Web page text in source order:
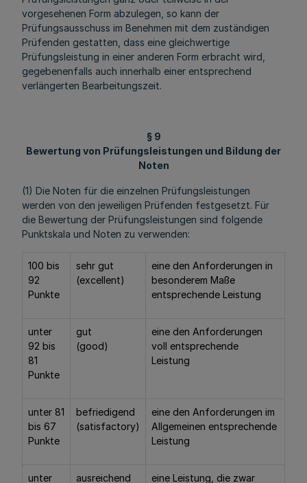
vorgesehenen Form abzulegen, so kann der
Prüfungsausschuss im Benehmen mit dem zuständigen
Prüfenden gestatten, dass eine gleichwertige
Prüfungsleistung in einer anderen Form erbracht wird,
gegebenenfalls auch innerhalb einer entsprechend
verlängerten Bearbeitungszeit.
§ 9
Bewertung von Prüfungsleistungen und Bildung der
Noten
(1) Die Noten für die einzelnen Prüfungsleistungen
werden von den jeweiligen Prüfenden festgesetzt. Für
die Bewertung der Prüfungsleistungen sind folgende
Punktskala und Noten zu verwenden:
100 bis
92
Punkte
sehr gut
(excellent)
eine den Anforderungen in
besonderem Maße
entsprechende Leistung
unter
92 bis
81
Punkte
gut
(good)
eine den Anforderungen
voll entsprechende
Leistung
unter 81
bis 67
Punkte
befriedigend
(satisfactory)
eine den Anforderungen im
Allgemeinen entsprechende
Leistung
unter ausreichend eine Leistung, die zwar